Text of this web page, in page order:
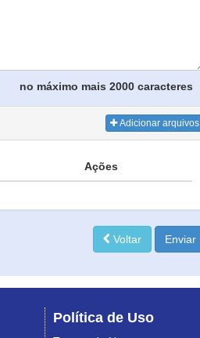
no máximo mais 2000 caracteres
Adicionar arquivos
Ações
Voltar Enviar
Política de Uso